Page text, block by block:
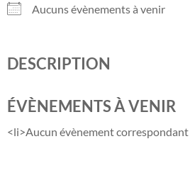
Aucuns évènements à venir
DESCRIPTION
ÉVÈNEMENTS À VENIR
<li>Aucun évènement